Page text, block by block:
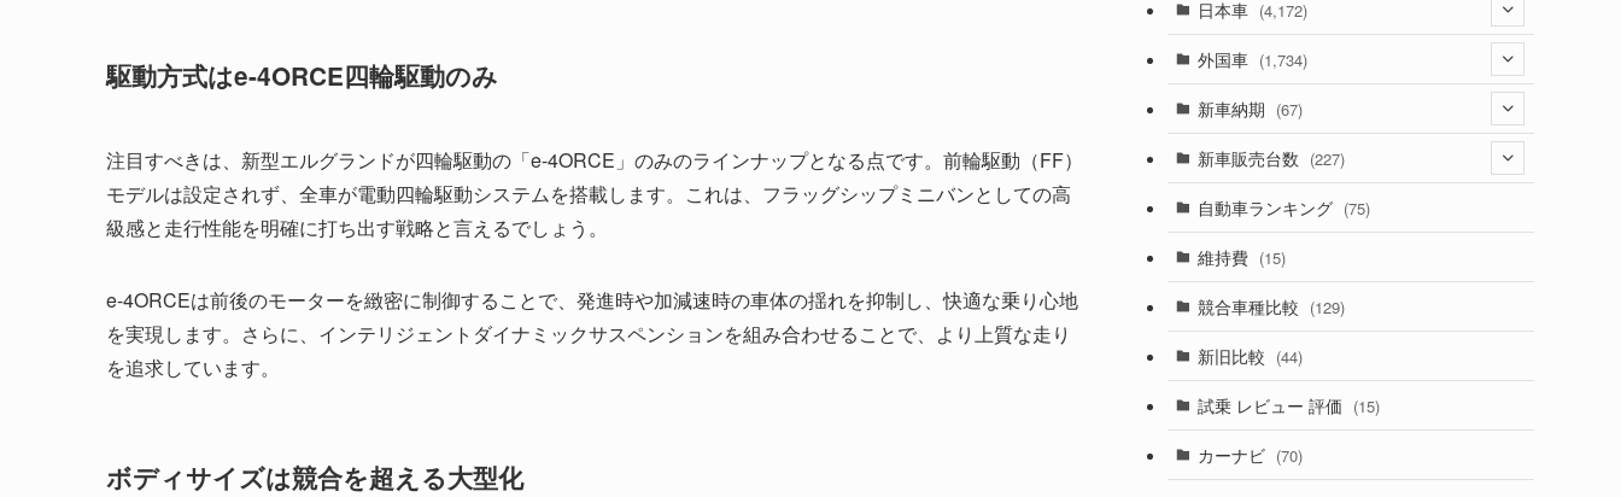
駆動方式はe-4ORCE四輪駆動のみ
注目すべきは、新型エルグランドが四輪駆動の「e-4ORCE」のみのラインナップとなる点です。前輪駆動（FF）
モデルは設定されず、全車が電動四輪駆動システムを搭載します。これは、フラッグシップミニバンとしての高
級感と走行性能を明確に打ち出す戦略と言えるでしょう。
e-4ORCEは前後のモーターを緻密に制御することで、発進時や加減速時の車体の揺れを抑制し、快適な乗り心地
を実現します。さらに、インテリジェントダイナミックサスペンションを組み合わせることで、より上質な走り
を追求しています。
ボディサイズは競合を超える大型化
日本車 (4,172)
(1,321)
(329)
(525)
(357)
(328)
(194)
(230)
(253)
外国車 (1,734)
(188)
(242)
(85)
(84)
(14)
(222)
(50)
(58)
新車納期 (67)
(28)
(8)
(3)
(3)
(5)
(1)
新車販売台数 (227)
(21)
(5)
(7)
(5)
自動車ランキング (75)
維持費 (15)
競合車種比較 (129)
新旧比較 (44)
試乗 レビュー 評価 (15)
カーナビ (70)